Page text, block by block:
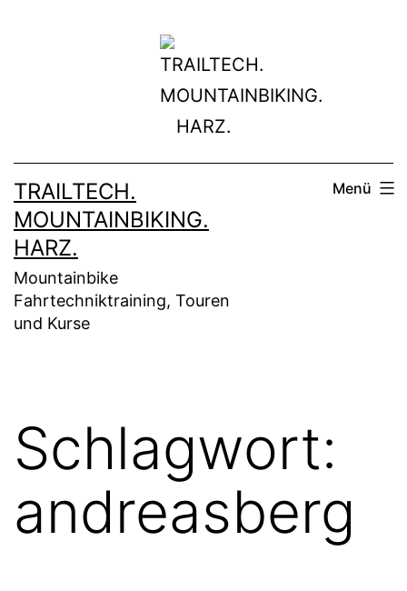
TRAILTECH.
MOUNTAINBIKING.
HARZ.
Mountainbike
Fahrtechniktraining, Touren
und Kurse
Menü
Schlagwort:
andreasberg